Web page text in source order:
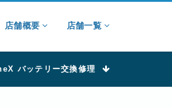
店舗概要 店舗一覧
バッテリー交換修理